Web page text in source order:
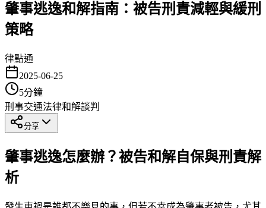
肇事逃逸和解指南：被告刑責減輕與緩刑
策略
律點通
2025-06-25
5分鐘
刑事交通法律和解談判
分享
肇事逃逸怎麼辦？被告和解自保與刑責解
析